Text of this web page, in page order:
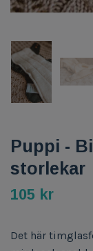
Puppi -
storlekar
105 kr
Det här